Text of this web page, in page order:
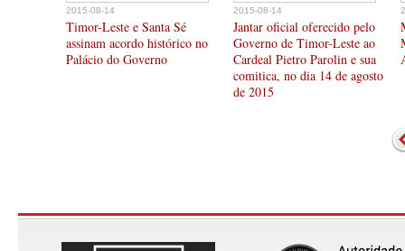
2015-08-14
Timor-Leste e Santa Sé
assinam acordo histórico no
Palácio do Governo
2015-08-14
Jantar oficial oferecido pelo
Governo de Timor-Leste ao
Cardeal Pietro Parolin e sua
comitica, no dia 14 de agosto
de 2015